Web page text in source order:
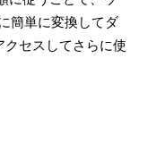
簡単に変換してダ
セスしてさらに使